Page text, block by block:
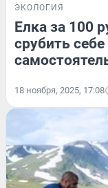
ЭКОЛОГИЯ
Елка за 100
срубить
18 ноября, 2025, 17:08